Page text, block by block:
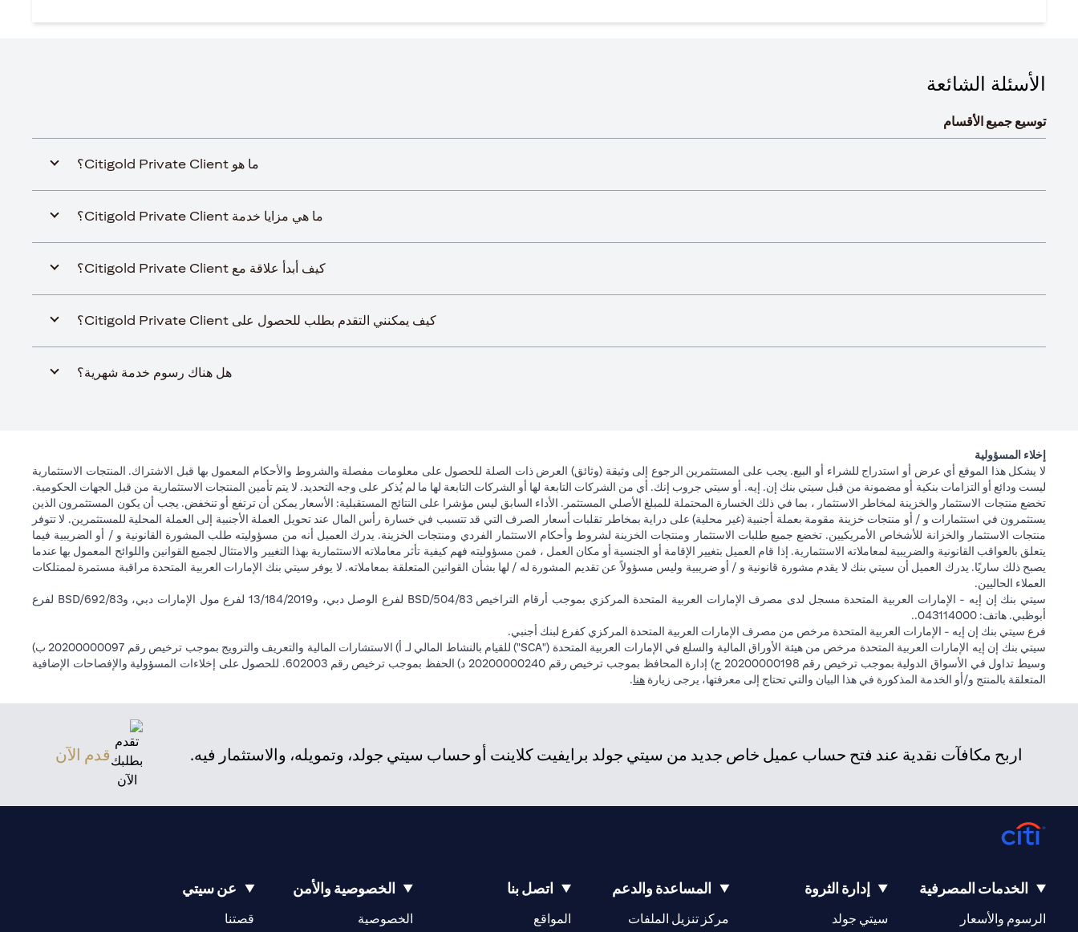
الأسئلة الشائعة
توسيع جميع الأقسام
ما هو Citigold Private Client؟
ما هي مزايا خدمة Citigold Private Client؟
كيف أبدأ علاقة مع Citigold Private Client؟
كيف يمكنني التقدم بطلب للحصول على Citigold Private Client؟
هل هناك رسوم خدمة شهرية؟
إخلاء المسؤولية
لا يشكل هذا الموقع أي عرض أو استدراج للشراء أو البيع. يجب على المستثمرين الرجوع إلى وثيقة (وثائق) العرض ذات الصلة للحصول على معلومات مفصلة والشروط والأحكام المعمول بها قبل الاشتراك. المنتجات الاستثمارية
ليست ودائع أو التزامات بنكية أو مضمونة من قبل سيتي بنك إن. إيه. أو سيتي جروب إنك. أي من الشركات التابعة لها أو الشركات التابعة لها ما لم يُذكر على وجه التحديد. لا يتم تأمين المنتجات الاستثمارية من قبل الجهات الحكومية.
تخضع منتجات الاستثمار والخزينة لمخاطر الاستثمار ، بما في ذلك الخسارة المحتملة للمبلغ الأصلي المستثمر. الأداء السابق ليس مؤشرا على النتائج المستقبلية: الأسعار يمكن أن ترتفع أو تنخفض. يجب أن يكون المستثمرون الذين
يستثمرون في استثمارات و / أو منتجات خزينة مقومة بعملة أجنبية (غير محلية) على دراية بمخاطر تقلبات أسعار الصرف التي قد تتسبب في خسارة رأس المال عند تحويل العملة الأجنبية إلى العملة المحلية للمستثمرين. لا تتوفر
منتجات الاستثمار والخزانة للأشخاص الأمريكيين. تخضع جميع طلبات الاستثمار ومنتجات الخزينة لشروط وأحكام الاستثمار الفردي ومنتجات الخزينة. يدرك العميل أنه من مسؤوليته طلب المشورة القانونية و / أو الضريبية فيما
يتعلق بالعواقب القانونية والضريبية لمعاملاته الاستثمارية. إذا قام العميل بتغيير الإقامة أو الجنسية أو مكان العمل ، فمن مسؤوليته فهم كيفية تأثر معاملاته الاستثمارية بهذا التغيير والامتثال لجميع القوانين واللوائح المعمول بها عندما
يصبح ذلك ساريًا. يدرك العميل أن سيتي بنك لا يقدم مشورة قانونية و / أو ضريبية وليس مسؤولاً عن تقديم المشورة له / لها بشأن القوانين المتعلقة بمعاملاته. لا يوفر سيتي بنك الإمارات العربية المتحدة مراقبة مستمرة لممتلكات
العملاء الحاليين.
سيتي بنك إن إيه - الإمارات العربية المتحدة مسجل لدى مصرف الإمارات العربية المتحدة المركزي بموجب أرقام التراخيص BSD/504/83 لفرع الوصل دبي، و13/184/2019 لفرع مول الإمارات دبي، وBSD/692/83 لفرع
أبوظبي. هاتف: 043114000..
فرع سيتي بنك إن إيه - الإمارات العربية المتحدة مرخص من مصرف الإمارات العربية المتحدة المركزي كفرع لبنك أجنبي.
سيتي بنك إن إيه الإمارات العربية المتحدة مرخص من هيئة الأوراق المالية والسلع في الإمارات العربية المتحدة ("SCA") للقيام بالنشاط المالي لـ أ) الاستشارات المالية والتعريف والترويج بموجب ترخيص رقم 20200000097 ب)
وسيط تداول في الأسواق الدولية بموجب ترخيص رقم 20200000198 ج) إدارة المحافظ بموجب ترخيص رقم 20200000240 د) الحفظ بموجب ترخيص رقم 602003. للحصول على إخلاءات المسؤولية والإفصاحات الإضافية
المتعلقة بالمنتج و/أو الخدمة المذكورة في هذا البيان والتي تحتاج إلى معرفتها، يرجى زيارة هنا.
اربح مكافآت نقدية عند فتح حساب عميل خاص جديد من سيتي جولد برايفيت كلاينت أو حساب سيتي جولد، وتمويله، والاستثمار فيه. قدم الآن
(opens in a new tab)
الخدمات المصرفية
الرسوم والأسعار
إدارة الثروة
سيتي جولد
المساعدة والدعم
مركز تنزيل الملفات
اتصل بنا
المواقع
(opens in a new tab)
الخصوصية والأمن
الخصوصية
عن سيتي
قصتنا
(opens in a new tab)